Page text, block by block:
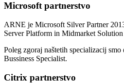
Microsoft partnerstvo
ARNE je Microsoft Silver Partner
Server Platform in Midmarket
Poleg zgoraj naštetih specializacij
Bussiness Specialist.
Citrix partnerstvo